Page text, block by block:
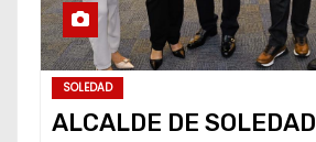
SOLEDAD
ALCALDE DE SOLEDAD